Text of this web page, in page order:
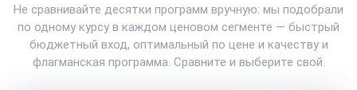
Не сравнивайте десятки программ вручную: мы подобрали
по одному курсу в каждом ценовом сегменте — быстрый
бюджетный вход, оптимальный по цене и качеству и
флагманская программа. Сравните и выберите свой.